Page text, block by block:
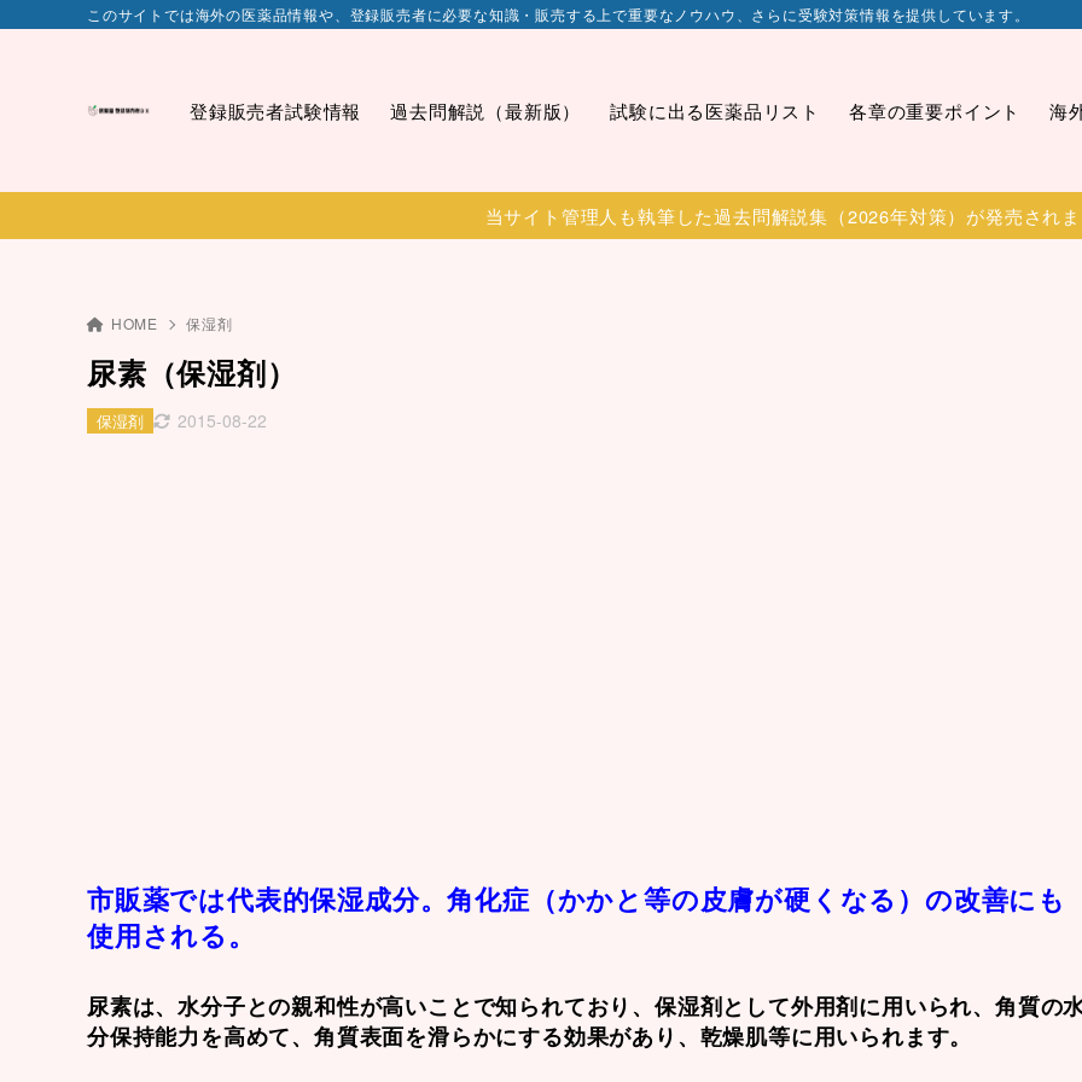
このサイトでは海外の医薬品情報や、登録販売者に必要な知識・販売する上で重要なノウハウ、さらに受験対策情報を提供しています。
登録販売者試験情報 過去問解説（最新版） 試験に出る医薬品リスト 各章の重要ポイント 海
当サイト管理人も執筆した過去問解説集（2026年対策）が発売され
HOME 保湿剤
尿素（保湿剤）
2015-08-22
保湿剤
市販薬では代表的保湿成分。角化症（かかと等の皮膚が硬くなる）の改善にも
使用される。
尿素は、水分子との親和性が高いことで知られており、保湿剤として外用剤に用いられ、角質の
分保持能力を高めて、角質表面を滑らかにする効果があり、乾燥肌等に用いられます。